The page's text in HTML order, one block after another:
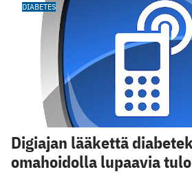
DIABETES
Digiajan lääkettä
omahoidolla lupaavia